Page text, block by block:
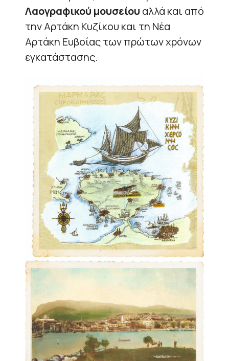
Λαογραφικού μουσείου αλλά και από
την Αρτάκη Κυζίκου και τη Νέα
Αρτάκη Ευβοίας των πρώτων χρόνων
εγκατάστασης.